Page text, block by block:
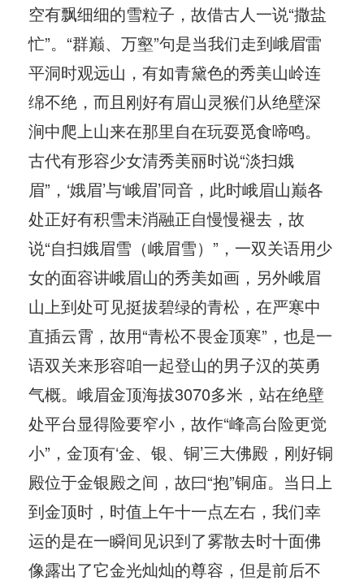
空有飘细细的雪粒子，故借古人一说“撒盐
忙”。“群巅、万壑”句是当我们走到峨眉雷
平洞时观远山，有如青黛色的秀美山岭连
绵不绝，而且刚好有眉山灵猴们从绝壁深
涧中爬上山来在那里自在玩耍觅食啼鸣。
古代有形容少女清秀美丽时说“淡扫娥
眉”，‘娥眉’与‘峨眉’同音，此时峨眉山巅各
处正好有积雪未消融正自慢慢褪去，故
说“自扫娥眉雪（峨眉雪）”，一双关语用少
女的面容讲峨眉山的秀美如画，另外峨眉
山上到处可见挺拔碧绿的青松，在严寒中
直插云霄，故用“青松不畏金顶寒”，也是一
语双关来形容咱一起登山的男子汉的英勇
气概。峨眉金顶海拔3070多米，站在绝壁
处平台显得险要窄小，故作“峰高台险更觉
小”，金顶有‘金、银、铜’三大佛殿，刚好铜
殿位于金银殿之间，故曰“抱”铜庙。当日上
到金顶时，时值上午十一点左右，我们幸
运的是在一瞬间见识到了雾散去时十面佛
像露出了它金光灿灿的尊容，但是前后不